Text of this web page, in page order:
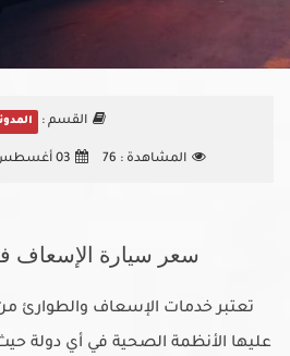
القسم :
المشاهدة : 76 03 أغسطس 2025 - 08:26 ص
سعر سيارة الإسعاف
تعتبر خدمات الإسعاف والطوارئ من
عليها الأنظمة الصحية في أي دولة